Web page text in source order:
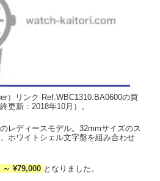
）リンク Ref.WBC1310.BA0600の買
更新：2018年10月）。
レディースモデル。32mmサイズのス
ホワイトシェル文字盤を組み合わせ
～ ¥79,000 となりました。